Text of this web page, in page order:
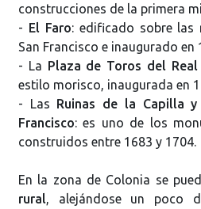
construcciones de la primera
- El Faro: edificado sobre las
San Francisco e inaugurado en
- La Plaza de Toros del Real
estilo morisco, inaugurada en
- Las Ruinas de la Capilla
Francisco: es uno de los
construidos entre 1683 y 1704.
En la zona de Colonia se
rural, alejándose un poco